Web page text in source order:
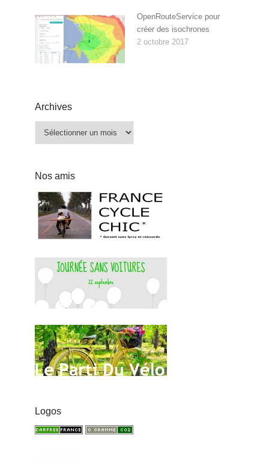
OpenRouteService pour
créer des isochrones
2 octobre 2017
Archives
Archives
Nos amis
Logos